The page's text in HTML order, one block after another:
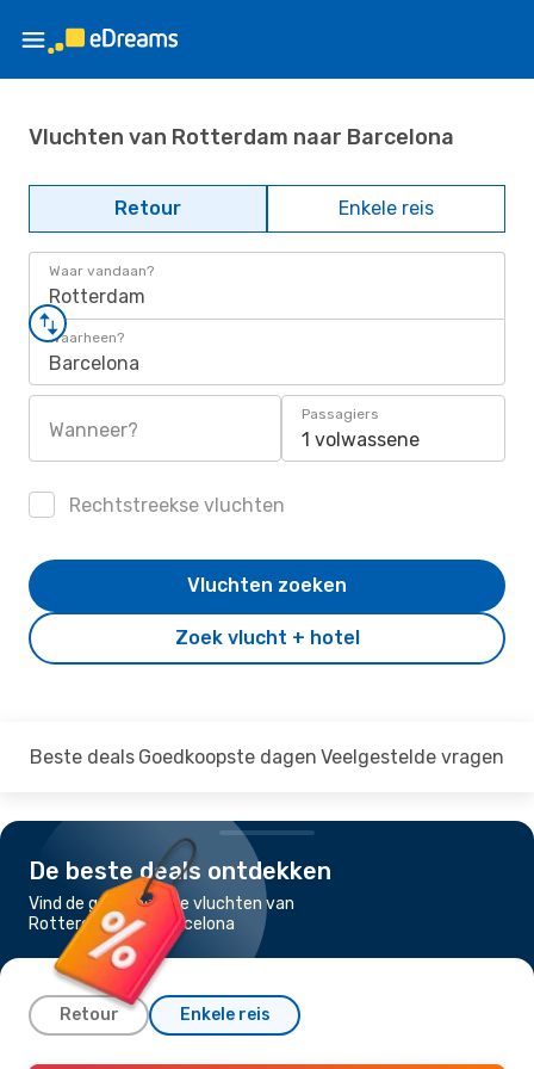
Vluchten van Rotterdam naar Barcelona
Retour Enkele reis
Waar vandaan?
Rotterdam
Waarheen?
Barcelona
Wanneer?
Passagiers
1 volwassene
Rechtstreekse vluchten
Zoek vlucht + hotel
Vluchten zoeken
Beste deals Goedkoopste dagen Veelgestelde vragen
De beste deals ontdekken
Vind de goedkoopste vluchten van
Rotterdam naar Barcelona
Retour Enkele reis